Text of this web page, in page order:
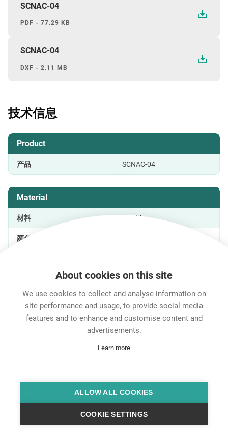
SCNAC-04
PDF - 77.29 KB
SCNAC-04
DXF - 2.11 MB
技术信息
Product
产品 SCNAC-04
Material
材料 EPDM
颜色
Environmental
可燃性符合 UL 94
防护等级符合 IEC 60529 IP 65
特征和性能 下载 技术信息
About cookies on this site
We use cookies to collect and analyse information on
site performance and usage, to provide social media
features and to enhance and customise content and
advertisements.
Learn more
ALLOW ALL COOKIES
COOKIE SETTINGS